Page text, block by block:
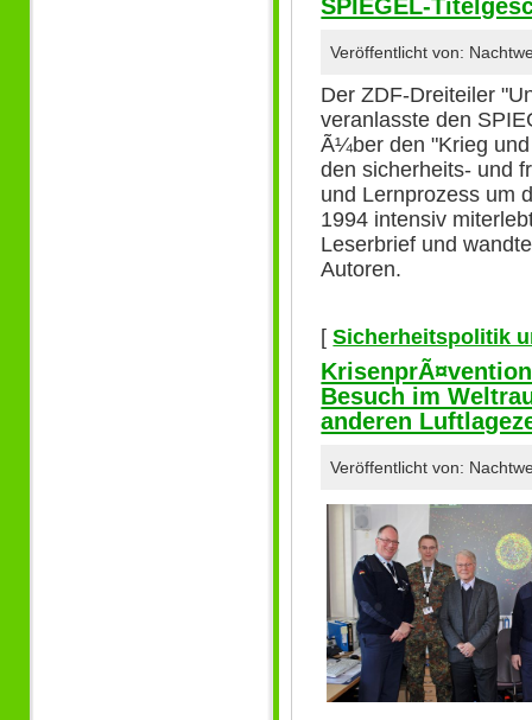
SPIEGEL-
Veröffentlicht von:
Der ZDF-Dreiteiler
veranlasste den
Ã¼ber den "Krieg
den sicherheits- und
und Lernprozess um
1994 intensiv
Leserbrief und
Autoren.
[Sicherheitspolitik
Besuch im
anderen
Veröffentlicht von: